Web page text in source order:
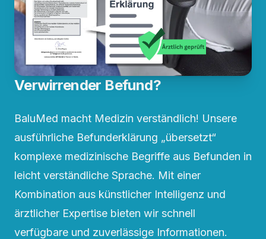
Verwirrender Befund?
BaluMed macht Medizin verständlich! Unsere
ausführliche Befunderklärung „übersetzt“
komplexe medizinische Begriffe aus Befunden in
leicht verständliche Sprache. Mit einer
Kombination aus künstlicher Intelligenz und
ärztlicher Expertise bieten wir schnell
verfügbare und zuverlässige Informationen.